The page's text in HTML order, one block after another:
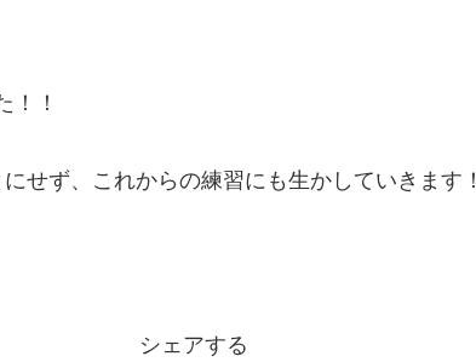
！！
せず、これからの練習にも生かしていきます！
シェアする